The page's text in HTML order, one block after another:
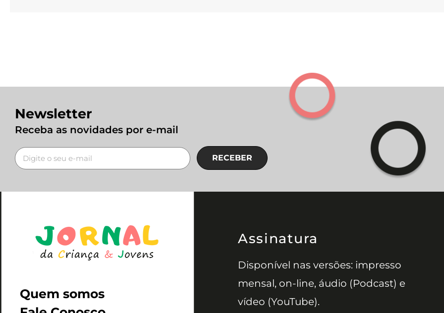
Newsletter
Receba as novidades por e-mail
RECEBER
Quem somos
Assinatura
Disponível nas versões: impresso
mensal, on-line, áudio (Podcast) e
vídeo (YouTube).